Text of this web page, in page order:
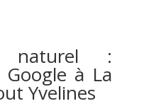
naturel :
à La
Yvelines